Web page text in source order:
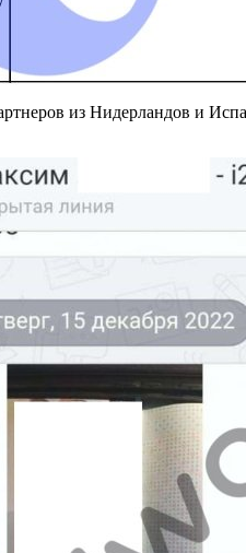
из Нидерландов и